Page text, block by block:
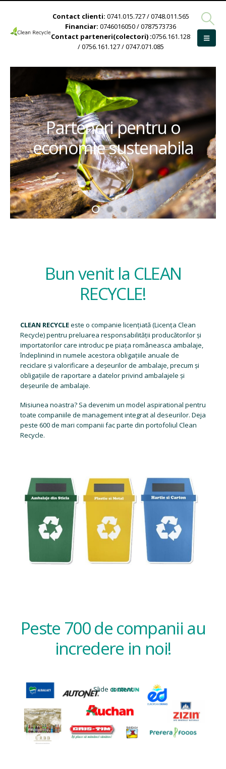
Contact clienti: 0741.015.727 / 0748.011.565
Financiar: 0746016050 / 0787573736
Contact parteneri(colectori) :0756.161.128
/ 0756.161.127 / 0747.071.085
Parteneri pentru o
economie sustenabila
Bun venit la CLEAN
RECYCLE!
CLEAN RECYCLEeste o companie licențiată (Licența Clean
Recycle) pentru preluarea responsabilității producătorilor și
importatorilor care introduc pe piața româneasca ambalaje,
îndeplinind in numele acestora obligațiile anuale de
reciclare și valorificare a deșeurilor de ambalaje, precum și
obligațiile de raportare a datelor privind ambalajele și
deșeurile de ambalaje.
Misiunea noastra? Sa devenim un model aspirational pentru
toate companiile de management integrat al deseurilor. Deja
peste 600 de mari companii fac parte din portofoliul Clean
Recycle.
Peste 700 de companii au
incredere in noi!
Slide content